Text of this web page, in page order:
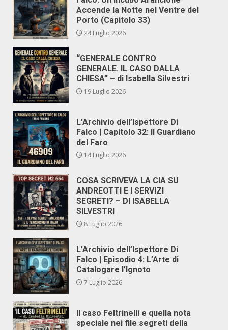
Accende la Notte nel Ventre del
Porto (Capitolo 33)
24 Luglio 2026
“GENERALE CONTRO
GENERALE. IL CASO DALLA
CHIESA” – di Isabella Silvestri
19 Luglio 2026
L’Archivio dell’Ispettore Di
Falco | Capitolo 32: Il Guardiano
del Faro
14 Luglio 2026
COSA SCRIVEVA LA CIA SU
ANDREOTTI E I SERVIZI
SEGRETI? – DI ISABELLA
SILVESTRI
8 Luglio 2026
L’Archivio dell’Ispettore Di
Falco | Episodio 4: L’Arte di
Catalogare l’Ignoto
7 Luglio 2026
Il caso Feltrinelli e quella nota
speciale nei file segreti della